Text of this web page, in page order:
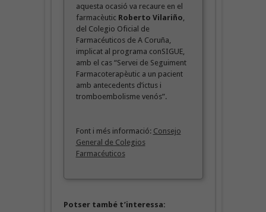
aquesta ocasió va recaure en el
farmacèutic Roberto Vilariño
del Colegio Oficial de
Farmacéuticos de A Coruña,
implicat al programa conSIGUE,
amb el cas “Servei de Seguiment
Farmacoterapèutic a un pacient
amb antecedents d’ictus i
tromboembolisme venós”.
Font i més informació: Consejo
General de Colegios
Farmacéuticos
Potser també t’interessa: